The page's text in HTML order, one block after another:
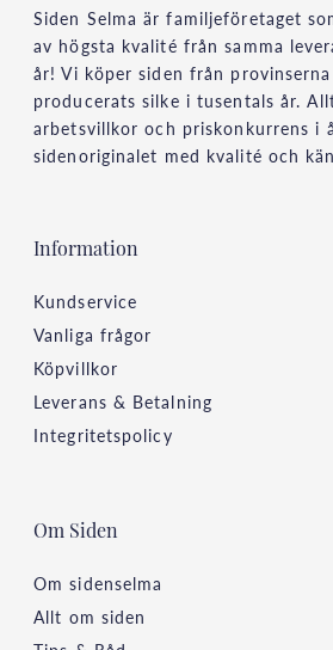
Siden Selma är familjeföretaget
av högsta kvalité från samma
år! Vi köper siden från
producerats silke i tusentals år.
arbetsvillkor och priskonkurrens i
sidenoriginalet med kvalité och
Information
Kundservice
Vanliga frågor
Köpvillkor
Leverans & Betalning
Integritetspolicy
Om Siden
Om sidenselma
Allt om siden